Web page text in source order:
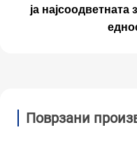
ја
Поврзани